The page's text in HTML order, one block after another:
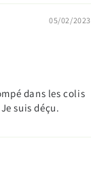
05/02/2023
dans les colis
suis déçu.